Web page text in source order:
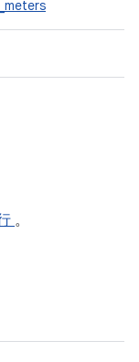
。